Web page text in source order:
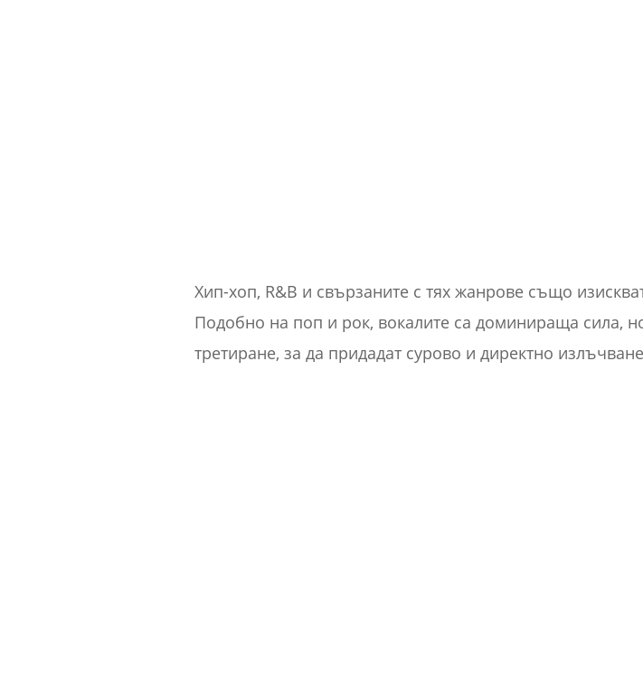
Хип-хоп, R&B и свързаните с тях жанрове също
Подобно на поп и рок, вокалите са доминираща сила,
третиране, за да придадат сурово и директно